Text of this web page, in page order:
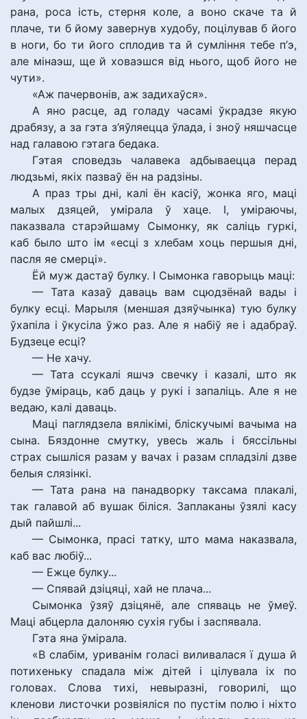
рана, роса ість, стерня коле, а воно скаче та й
плаче, ти б йому завернув худобу, поцілував б його
в ноги, бо ти його сплодив та й сумління тебе п’э,
але мінаэш, ще й ховаэшся від нього, щоб його не
чути».
«Аж пачервонів, аж задихаўся».
А яно расце, ад голаду часамі ўкрадзе якую
драбязу, а за гэта з’яўляецца ўлада, і зноў няшчасце
над галавою гэтага бедака.
Гэтая споведзь чалавека адбываецца перад
людзьмі, якіх пазваў ён на радзіны.
А праз тры дні, калі ён касіў, жонка яго, маці
малых дзяцей, умірала ў хаце. І, уміраючы,
паказвала старэйшаму Сымонку, як саліць гуркі,
каб было што ім «есці з хлебам хоць першыя дні,
пасля яе смерці».
Ёй муж дастаў булку. І Сымонка гаворыць маці:
— Тата казаў даваць вам сцюдзёнай вады і
булку есці. Марыля (меншая дзяўчынка) тую булку
ўхапіла і ўкусіла ўжо раз. Але я набіў яе і адабраў.
Будзеце есці?
— Не хачу.
— Тата ссукалі яшчэ свечку і казалі, што як
будзе ўміраць, каб даць у рукі і запаліць. Але я не
ведаю, калі даваць.
Маці паглядзела вялікімі, бліскучымі вачыма на
сына. Бяздонне смутку, увесь жаль і бяссільны
страх сышліся разам у вачах і разам спладзілі дзве
белыя слязінкі.
— Тата рана на панадворку таксама плакалі,
так галавой аб вушак біліся. Заплаканы ўзялі касу
дый пайшлі...
— Сымонка, прасі татку, што мама наказвала,
каб вас любіў...
— Ежце булку...
— Спявай дзіцяці, хай не плача...
Сымонка ўзяў дзіцянё, але спяваць не ўмеў.
Маці абцерла далоняю сухія губы і заспявала.
Гэта яна ўмірала.
«В слабім, уриванім голасі виливалася ï душа й
потихеньку спадала між дітей і цілувала іх по
головах. Слова тихі, невыразні, говорилі, що
кленови листочки розвіяліся по пустім полю і ніхто